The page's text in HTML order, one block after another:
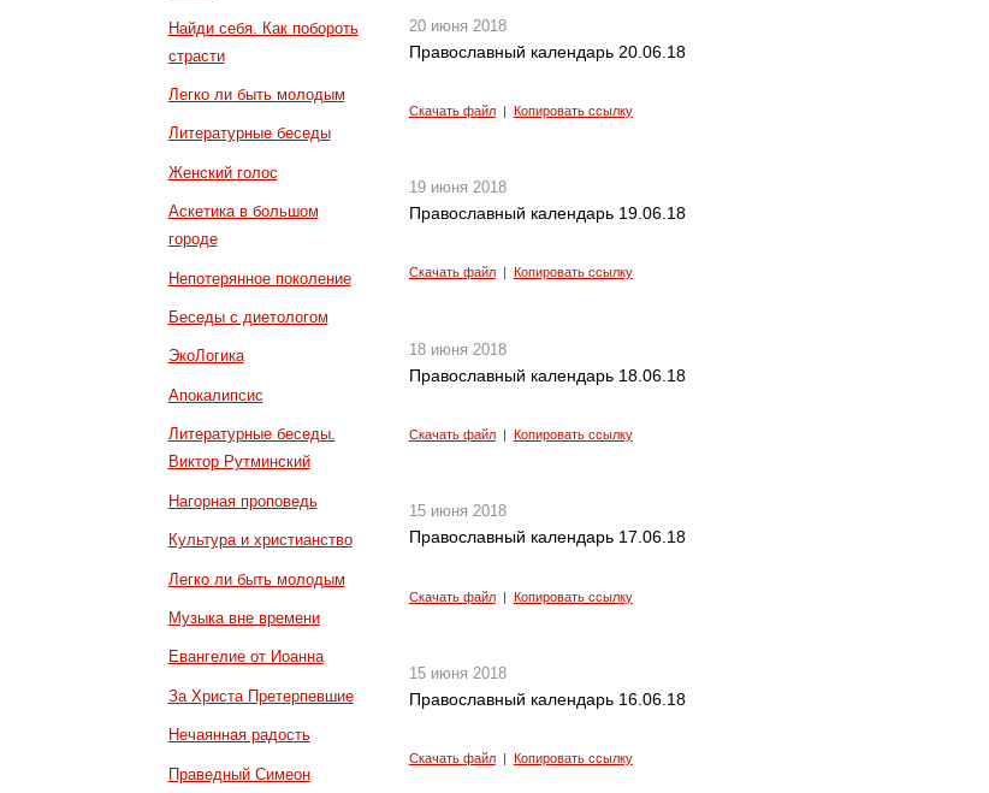
Найди себя. Как побороть
страсти
Легко ли быть молодым
Литературные беседы
Женский голос
Аскетика в большом
городе
Непотерянное поколение
Беседы с диетологом
ЭкоЛогика
Апокалипсис
Литературные беседы.
Виктор Рутминский
Нагорная проповедь
Культура и христианство
Легко ли быть молодым
Музыка вне времени
Евангелие от Иоанна
За Христа Претерпевшие
Нечаянная радость
Праведный Симеон
20 июня 2018
Православный календарь 20.06.18
Скачать файл| Копировать ссылку
19 июня 2018
Православный календарь 19.06.18
Скачать файл| Копировать ссылку
18 июня 2018
Православный календарь 18.06.18
Скачать файл| Копировать ссылку
15 июня 2018
Православный календарь 17.06.18
Скачать файл| Копировать ссылку
15 июня 2018
Православный календарь 16.06.18
Скачать файл| Копировать ссылку